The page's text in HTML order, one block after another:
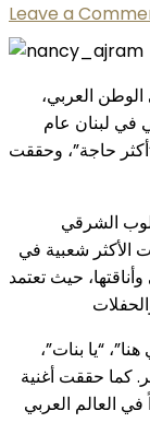
Leave a
العربي،
في لبنان عام
الفني عام 2004 بأغنية “أكثر حاجة”، وحققت
الشرقي
الأكثر شعبية في
حيث تعتمد
“يا بنات”،
كما حققت أغنية
العالم العربي